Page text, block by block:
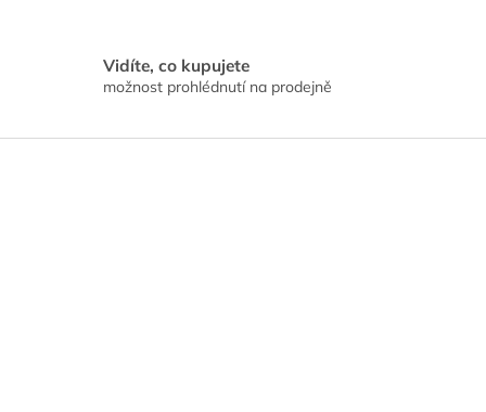
Vidíte, co kupujete
možnost prohlédnutí na prodejně